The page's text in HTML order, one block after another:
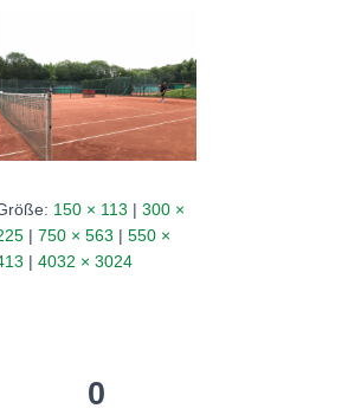
150 × 113 | 300 ×
| 750 × 563 | 550 ×
| 4032 × 3024
0